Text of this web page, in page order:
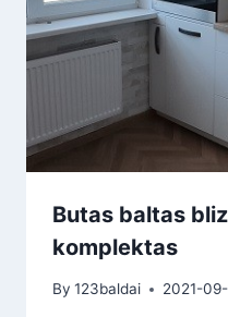
Butas baltas
komplektas
By 123baldai 2021-